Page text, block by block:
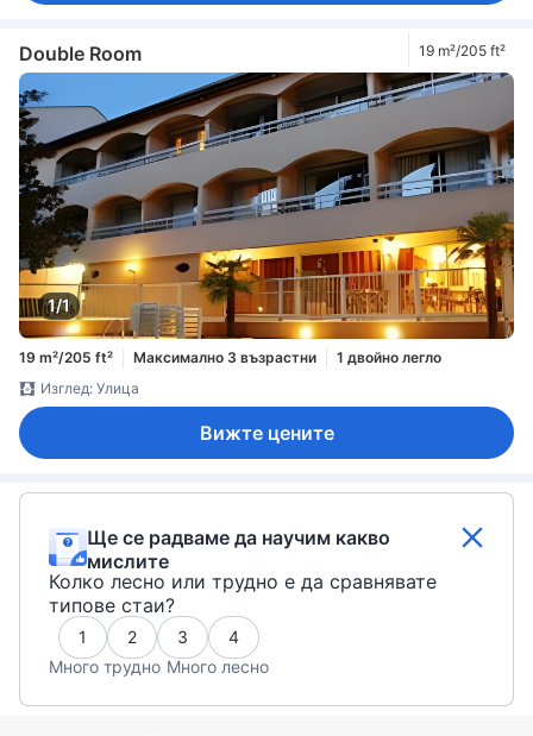
Double Room 19 m²/205 ft²
1/1
19 m²/205 ft² Максимално 3 възрастни
1 двойно легло
Изглед: Улица
Вижте цените
Ще се радваме да научим какво
мислите
Колко лесно или трудно е да сравнявате
типове стаи?
1 2 3
4
Много трудно Много лесно